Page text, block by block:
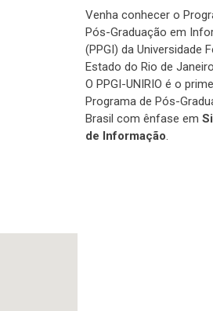
Venha conhecer o
Pós-Graduação em
(PPGI) da Universidade
Estado do Rio de
O PPGI-UNIRIO é o
Programa de Pós-
Brasil com ênfase em
de Informação.